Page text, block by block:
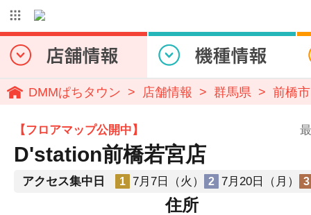
DMMぱちタウン 店舗情報 群馬県 前橋市
【フロアマップ公開中】
D'station前橋若宮店
アクセス集中日 1 7月7日（火） 2 7月20日（月） 3
住所